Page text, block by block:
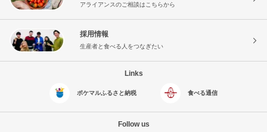
アライアンスのご相談はこちらから
採用情報
生産者と食べる人をつなぎたい
Links
ポケマルふるさと納税 食べる通信
Follow us